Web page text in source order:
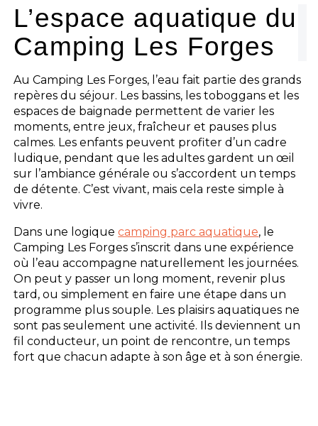
L’espace aquatique du
Camping Les Forges
Au Camping Les Forges, l’eau fait partie des grands
repères du séjour. Les bassins, les toboggans et les
espaces de baignade permettent de varier les
moments, entre jeux, fraîcheur et pauses plus
calmes. Les enfants peuvent profiter d’un cadre
ludique, pendant que les adultes gardent un œil
sur l’ambiance générale ou s’accordent un temps
de détente. C’est vivant, mais cela reste simple à
vivre.
Dans une logiquecamping parc aquatique, le
Camping Les Forges s’inscrit dans une expérience
où l’eau accompagne naturellement les journées.
On peut y passer un long moment, revenir plus
tard, ou simplement en faire une étape dans un
programme plus souple. Les plaisirs aquatiques ne
sont pas seulement une activité. Ils deviennent un
fil conducteur, un point de rencontre, un temps
fort que chacun adapte à son âge et à son énergie.